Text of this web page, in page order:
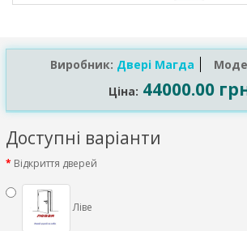
Виробник: Двері Магда
Ціна: 44000.00
Доступні варіанти
Відкриття дверей
Ліве